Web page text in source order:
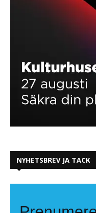
NYHETSBREV JA TACK